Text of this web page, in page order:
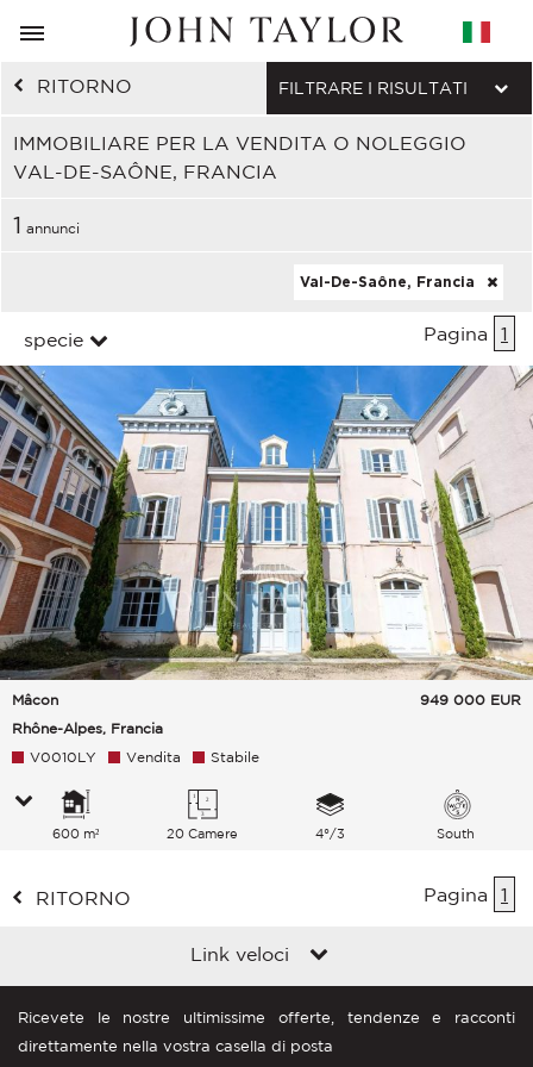
RITORNO
IMMOBILIARE PER LA VENDITA O NOLEGGIO
VAL-DE-SAÔNE, FRANCIA
FILTRARE I RISULTATI
1 annunci
Val-De-Saône, Francia
specie Pagina 1
Mâcon
Rhône-Alpes, Francia
949 000 EUR
V0010LY Vendita Stabile
600 m² 20 Camere 4°/3 South
RITORNO Pagina 1
Link veloci
Ricevete le nostre ultimissime offerte, tendenze e racconti
direttamente nella vostra casella di posta